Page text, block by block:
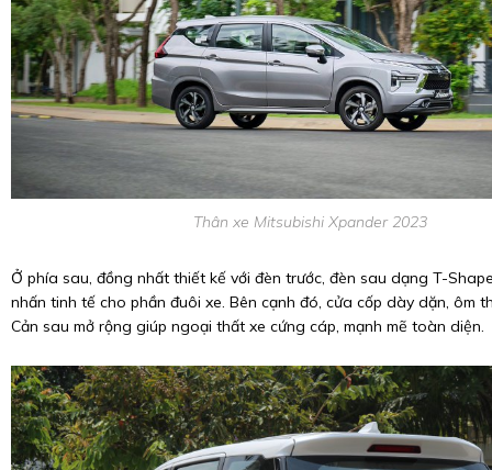
Thân xe Mitsubishi Xpander 2023
Ở phía sau, đồng nhất thiết kế với đèn trước, đèn sau dạng T-
nhấn tinh tế cho phần đuôi xe. Bên cạnh đó, cửa cốp dày dặn, ôm
Cản sau mở rộng giúp ngoại thất xe cứng cáp, mạnh mẽ toàn diện.